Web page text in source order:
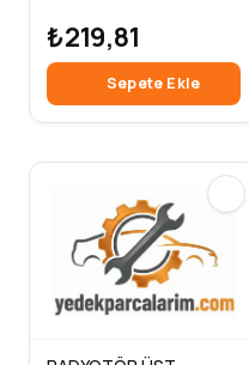
₺219,81
Sepete Ekle